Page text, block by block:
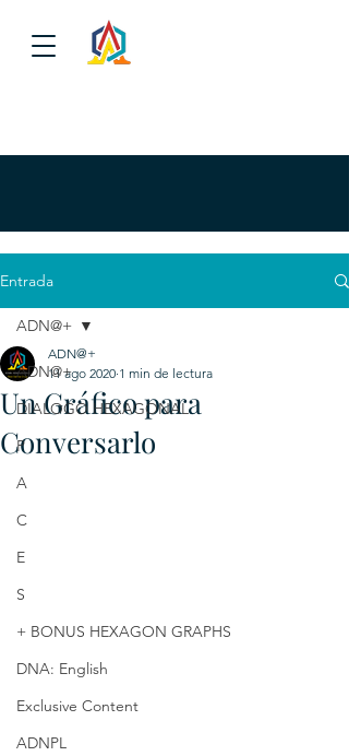
Entrada
ADN@+
DIALOGO HEXAGONAL
P
A
C
E
S
+ BONUS HEXAGON GRAPHS
DNA: English
Exclusive Content
ADNPL
ADN@+
Un Gráfico para
Conversarlo
ADN@+
11 ago 2020 1 min de lectura